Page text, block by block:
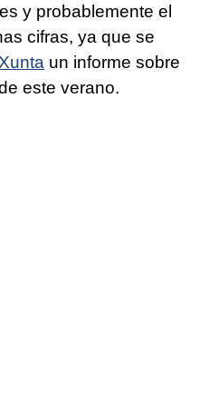
y probablemente el
cifras, ya que se
un informe sobre
este verano.